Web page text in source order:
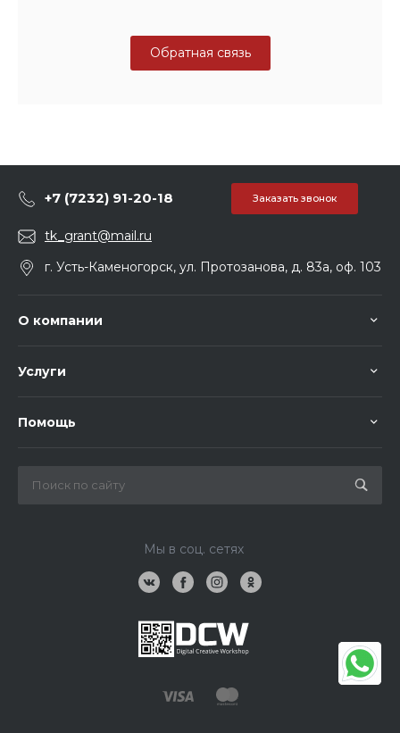
Обратная связь
+7 (7232) 91-20-18 Заказать звонок
tk_grant@mail.ru
г. Усть-Каменогорск, ул. Протозанова, д. 83а, оф. 103
О компании
Услуги
Помощь
Мы в соц. сетях